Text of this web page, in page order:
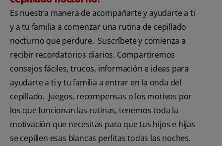
Es nuestra manera de acompañarte y ayudarte a ti
y a tu familia a comenzar una rutina de cepillado
nocturno que perdure. Suscríbete y comienza a
recibir recordatorios diarios. Compartiremos
consejos fáciles, trucos, información e ideas para
ayudarte a ti y tu familia a entrar en la onda del
cepillado. Juegos, recompensas o los motivos por
los que funcionan las rutinas, tenemos toda la
motivación que necesitas para que tus hijos e hijas
se cepillen esas blancas perlitas todas las noches.